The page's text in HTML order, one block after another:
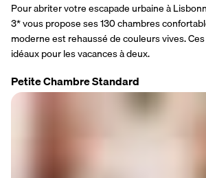
Pour abriter votre escapade urbaine à
3* vous propose ses 130 chambres
moderne est rehaussé de couleurs vives.
idéaux pour les vacances à deux.
Petite Chambre Standard